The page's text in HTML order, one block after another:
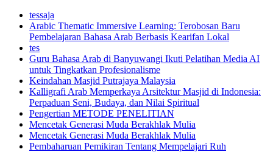
tessaja
Arabic Thematic Immersive Learning: Terobosan Baru
Pembelajaran Bahasa Arab Berbasis Kearifan Lokal
tes
Guru Bahasa Arab di Banyuwangi Ikuti Pelatihan Media AI
untuk Tingkatkan Profesionalisme
Keindahan Masjid Putrajaya Malaysia
Kalligrafi Arab Memperkaya Arsitektur Masjid di Indonesia:
Perpaduan Seni, Budaya, dan Nilai Spiritual
Pengertian METODE PENELITIAN
Mencetak Generasi Muda Berakhlak Mulia
Mencetak Generasi Muda Berakhlak Mulia
Pembaharuan Pemikiran Tentang Mempelajari Ruh